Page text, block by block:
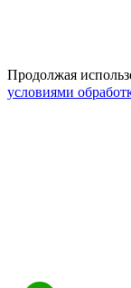
Продолжая
условиями